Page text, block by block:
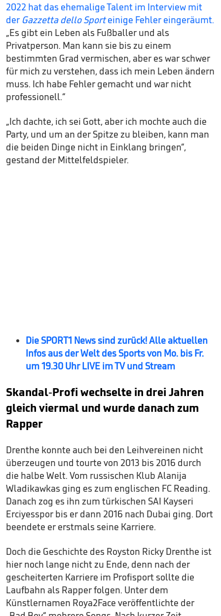
2022 hat das ehemalige Talent im Interview mit
der Gazzetta dello Sporteinige Fehler eingeräumt.
„Es gibt ein Leben als Fußballer und als
Privatperson. Man kann sie bis zu einem
bestimmten Grad vermischen, aber es war schwer
für mich zu verstehen, dass ich mein Leben ändern
muss. Ich habe Fehler gemacht und war nicht
professionell.“
„Ich dachte, ich sei Gott, aber ich mochte auch die
Party, und um an der Spitze zu bleiben, kann man
die beiden Dinge nicht in Einklang bringen“,
gestand der Mittelfeldspieler.
Die SPORT1 News sind zurück! Alle aktuellen
Infos aus der Welt des Sports von Mo. bis Fr.
um 19.30 Uhr LIVE im TV und Stream
Skandal-Profi wechselte in drei Jahren
gleich viermal und wurde danach zum
Rapper
Drenthe konnte auch bei den Leihvereinen nicht
überzeugen und tourte von 2013 bis 2016 durch
die halbe Welt. Vom russischen Klub Alanija
Wladikawkas ging es zum englischen FC Reading.
Danach zog es ihn zum türkischen SAI Kayseri
Erciyesspor bis er dann 2016 nach Dubai ging. Dort
beendete er erstmals seine Karriere.
Doch die Geschichte des Royston Ricky Drenthe ist
hier noch lange nicht zu Ende, denn nach der
gescheiterten Karriere im Profisport sollte die
Laufbahn als Rapper folgen. Unter dem
Künstlernamen Roya2Face veröffentlichte der